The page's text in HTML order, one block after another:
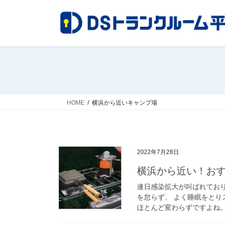
HOME 横浜から近いキャンプ場
2022年7月28日
横浜から近い！お
連日感染拡大が叫ばれてお
を怠らず、 よく睡眠をと
ほとんど変わらずですよね